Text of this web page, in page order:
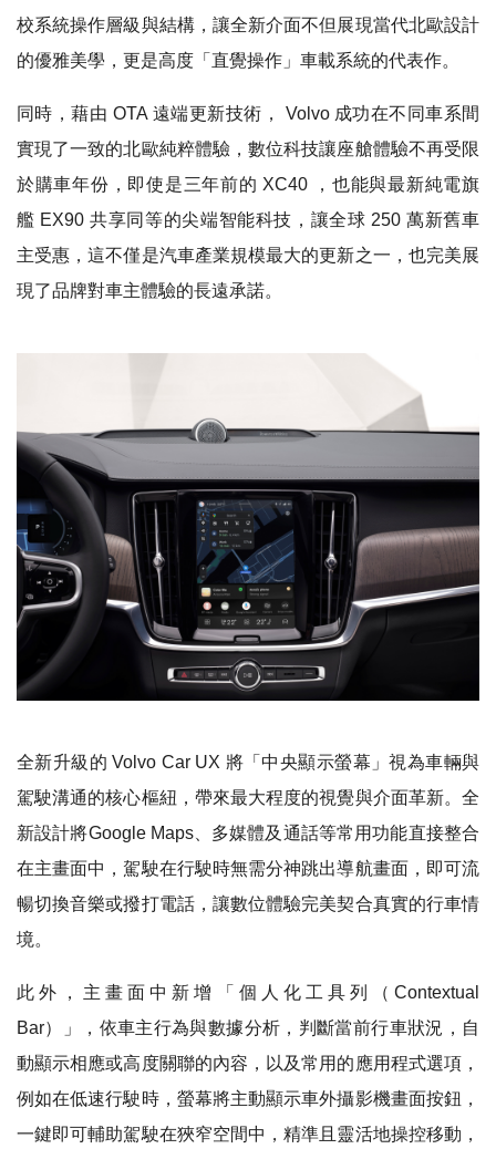
校系統操作層級與結構，讓全新介面不但展現當代北歐設計
的優雅美學，更是高度「直覺操作」車載系統的代表作。
同時，藉由 OTA 遠端更新技術， Volvo 成功在不同車系間
實現了一致的北歐純粹體驗，數位科技讓座艙體驗不再受限
於購車年份，即使是三年前的 XC40 ，也能與最新純電旗
艦 EX90 共享同等的尖端智能科技，讓全球 250 萬新舊車
主受惠，這不僅是汽車產業規模最大的更新之一，也完美展
現了品牌對車主體驗的長遠承諾。
全新升級的 Volvo Car UX 將「中央顯示螢幕」視為車輛與
駕駛溝通的核心樞紐，帶來最大程度的視覺與介面革新。全
新設計將Google Maps、多媒體及通話等常用功能直接整合
在主畫面中，駕駛在行駛時無需分神跳出導航畫面，即可流
暢切換音樂或撥打電話，讓數位體驗完美契合真實的行車情
境。
此外，主畫面中新增「個人化工具列（Contextual
Bar）」，依車主行為與數據分析，判斷當前行車狀況，自
動顯示相應或高度關聯的內容，以及常用的應用程式選項，
例如在低速行駛時，螢幕將主動顯示車外攝影機畫面按鈕，
一鍵即可輔助駕駛在狹窄空間中，精準且靈活地操控移動，